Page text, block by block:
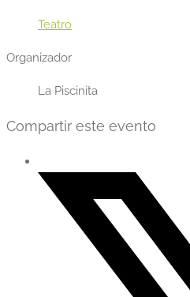
Teatro
Organizador
La Piscinita
Compartir este evento